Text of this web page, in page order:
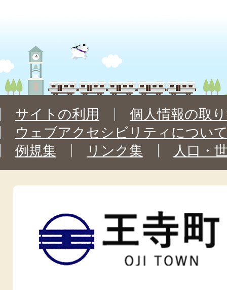
サイトの利用
個人情報の取
ウェブアクセシビリティについ
例規集
リンク集 人口・
王
寺
町